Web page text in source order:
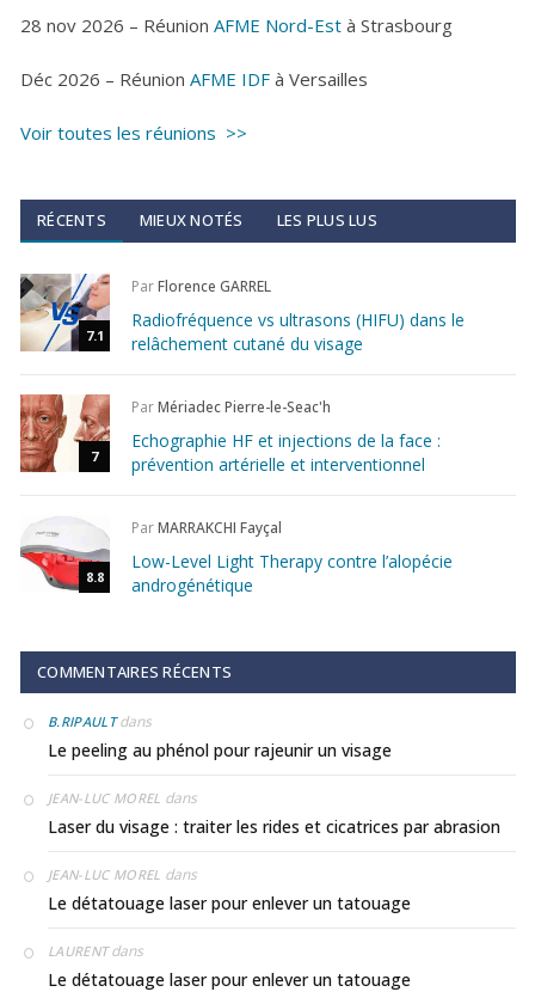
28 nov 2026 – Réunion AFME Nord-Est à Strasbourg
Déc 2026 – Réunion AFME IDF à Versailles
Voir toutes les réunions >>
RÉCENTS MIEUX NOTÉS LES PLUS LUS
7.1
ParFlorence GARREL
Radiofréquence vs ultrasons (HIFU) dans le
relâchement cutané du visage
7
ParMériadec Pierre-le-Seac'h
Echographie HF et injections de la face :
prévention artérielle et interventionnel
8.8
ParMARRAKCHI Fayçal
Low-Level Light Therapy contre l’alopécie
androgénétique
COMMENTAIRES RÉCENTS
B.RIPAULTdans
Le peeling au phénol pour rajeunir un visage
JEAN-LUC MOREL dans
Laser du visage : traiter les rides et cicatrices par abrasion
JEAN-LUC MOREL dans
Le détatouage laser pour enlever un tatouage
LAURENTdans
Le détatouage laser pour enlever un tatouage